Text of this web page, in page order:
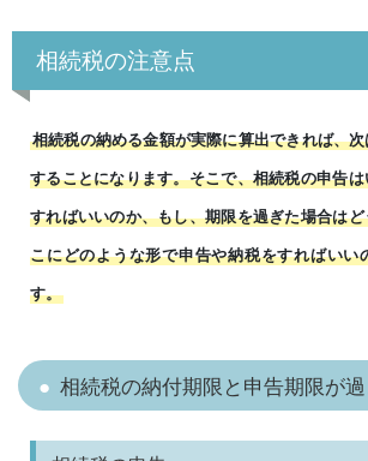
相続税の注意点
相続税の納める金額が実際に算出できれば、
することになります。そこで、相続税の申告
すればいいのか、もし、期限を過ぎた場合は
こにどのような形で申告や納税をすればいい
す。
相続税の納付期限と申告期限が